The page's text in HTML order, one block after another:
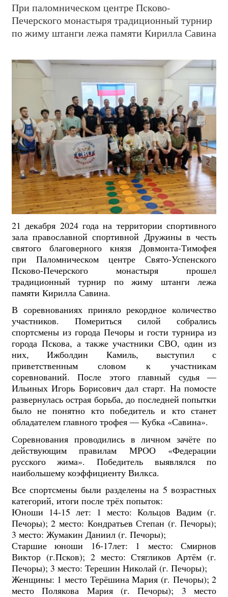
При паломническом центре Псково-
Печерского монастыря традиционный турнир
по жиму штанги лежа памяти Кирилла Савина
21 декабря 2024 года на территории спортивного
зала православной спортивной Дружины в честь
святого благоверного князя Довмонта-Тимофея
при Паломническом центре Свято-Успенского
Псково-Печерского монастыря прошел
традиционный турнир по жиму штанги лежа
памяти Кирилла Савина.
В соревнованиях приняло рекордное количество
участников. Помериться силой собрались
спортсмены из города Печоры и гости турнира из
города Пскова, а также участники СВО, один из
них, Ижболдин Камиль, выступил с
приветственным словом к участникам
соревнований. После этого главный судья —
Ильиных Игорь Борисович дал старт. На помосте
развернулась острая борьба, до последней попытки
было не понятно кто победитель и кто станет
обладателем главного трофея — Кубка «Савина».
Соревнования проводились в личном зачёте по
действующим правилам МРОО «Федерации
русского жима». Победитель выявлялся по
наибольшему коэффициенту Вилкса.
Все спортсмены были разделены на 5 возрастных
категорий, итоги после трёх попыток:
Юноши 14-15 лет: 1 место: Кольцов Вадим (г.
Печоры); 2 место: Кондратьев Степан (г. Печоры);
3 место: Жумакин Даниил (г. Печоры);
Старшие юноши 16-17лет: 1 место: Смирнов
Виктор (г.Псков); 2 место: Стягликов Артём (г.
Печоры); 3 место: Терешин Николай (г. Печоры);
Женщины: 1 место Терёшина Мария (г. Печоры); 2
место Полякова Мария (г. Печоры); 3 место